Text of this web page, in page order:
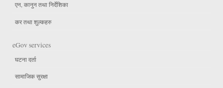
एन, कानुन तथा निर्देशिका
कर तथा शुल्कहरु
eGov services
घटना दर्ता
सामाजिक सुरक्षा